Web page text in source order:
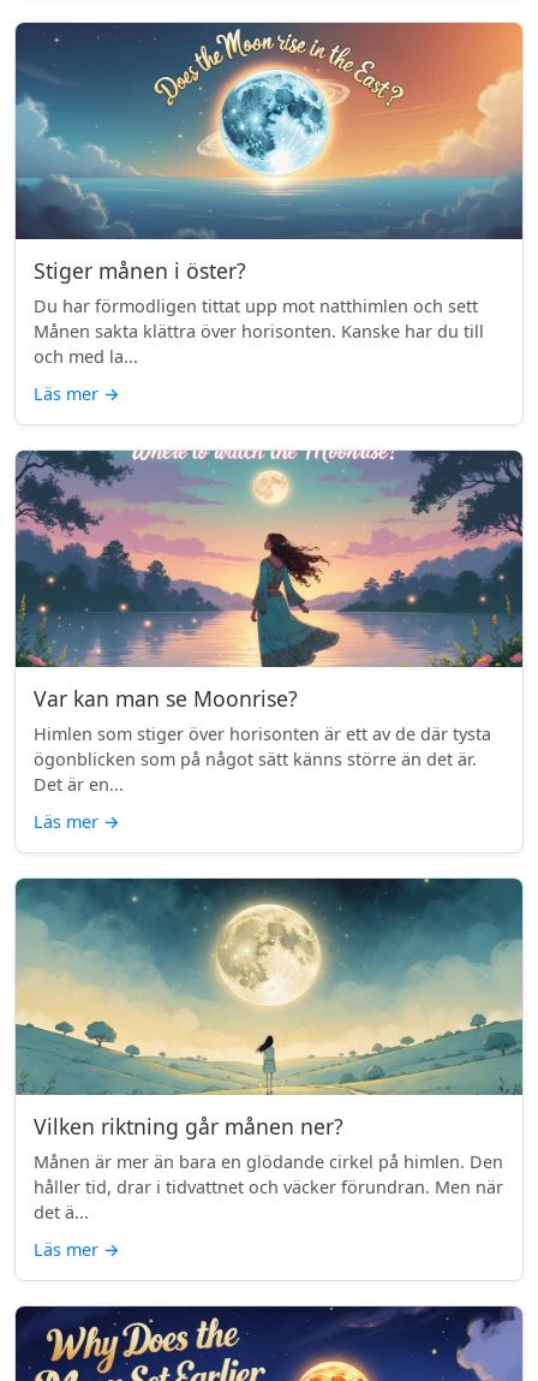
Stiger månen i öster?
Du har förmodligen tittat upp mot natthimlen och sett
Månen sakta klättra över horisonten. Kanske har du till
och med la...
Läs mer →
Var kan man se Moonrise?
Himlen som stiger över horisonten är ett av de där tysta
ögonblicken som på något sätt känns större än det är.
Det är en...
Läs mer →
Vilken riktning går månen ner?
Månen är mer än bara en glödande cirkel på himlen. Den
håller tid, drar i tidvattnet och väcker förundran. Men när
det ä...
Läs mer →